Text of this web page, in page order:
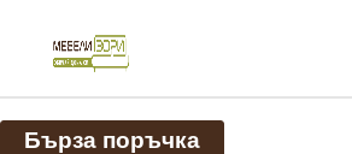
Бърза поръчка